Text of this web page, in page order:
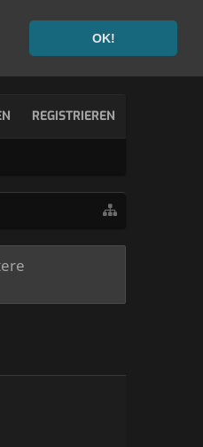
OK!
REGISTRIEREN